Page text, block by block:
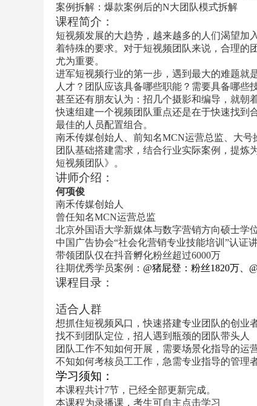
案例拆解：爆款案例后的N大团队模式拆解
课程简介：
短视频发展的大趋势，越来越多的人们渴望加
着特殊的要求。对于短视频团队来说，合理的
尤为重要。
进军短视频行业的第一步，遇到最大的难题就
人才？团队应该具备哪些职能？需要具备哪些
甚至还有朋友认为：招几个摄影和编导，就朝
快速组建一个视频团队重点还是在于快速找到
最佳的人员配置组合。
南禾传媒创始人、前知名MCN运营总监、大
团队基础搭建需求，结合行业实际案例，提炼
短视频团队》。
讲师介绍 ：
何项俊
南禾传媒创始人
曾任知名MCN运营总监
北京外国语大学新媒体与数字营销方向硕士学
中国广告协会“社会化营销专业技能培训”认证
带领团队仅在抖音孵化粉丝超过6000万
往期优秀学员案例： @猪屁登：粉丝1820万、
课程目录：
适合人群
想抓住短视频风口，快速搭建专业团队的创业
找不到团队定位，招人遇到瓶颈的团队带头人
团队工作不知如何开展，需要场景化指导的运
不知如何考核员工工作，急需专业指导的管理
学习须知：
本课程共计7节，已经全部更新完成。
本课程为录播课，考生可自主点击学习